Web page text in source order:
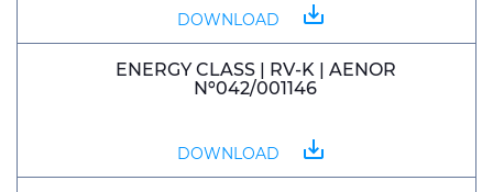
DOWNLOAD save_alt
ENERGY CLASS | RV-K | AENOR
Nº042/001146
DOWNLOAD save_alt